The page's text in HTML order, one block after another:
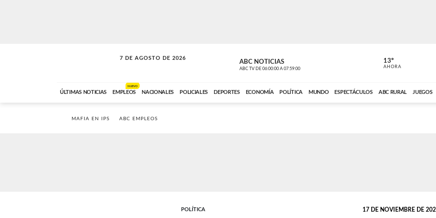
7 DE AGOSTO DE 2026
LA INCONDICIONAL ABC NOTICIAS
ABC TV DE 06:00:00 A 07:59:00 ABC CARDINAL
13º
AHORA
ÚLTIMAS NOTICIAS EMPLEOS
NUEVO
NACIONALES POLICIALES DEPORTES ECONOMÍA POLÍTICA MUNDO ESPECTÁCULOS ABC RURAL JUEGOS
MAFIA EN IPS ABC EMPLEOS
POLÍTICA 17 DE NOVIEMBRE DE